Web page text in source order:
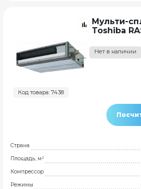
Код товара: 7438
Мульти-
Toshiba
Нет в наличии
Страна
Площадь, м²
Компрессор
Режимы